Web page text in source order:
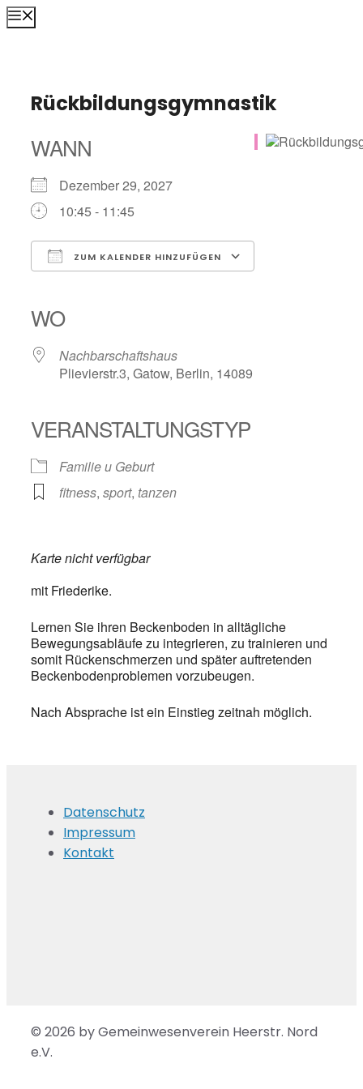
Zum
Rückbildungsgymnastik
WANN
Dezember 29, 2027
10:45 - 11:45
ZUM KALENDER HINZUFÜGEN
WO
Nachbarschaftshaus
Plievierstr.3, Gatow, Berlin, 14089
VERANSTALTUNGSTYP
Familie u Geburt
fitness, sport, tanzen
Karte nicht verfügbar
mit Friederike.
Lernen Sie ihren Beckenboden in alltägliche
Bewegungsabläufe zu integrieren, zu trainieren und
somit Rückenschmerzen und später auftretenden
Beckenbodenproblemen vorzubeugen.
Nach Absprache ist ein Einstieg zeitnah möglich.
Datenschutz
Impressum
Kontakt
© 2026 by Gemeinwesenverein Heerstr. Nord
e.V.